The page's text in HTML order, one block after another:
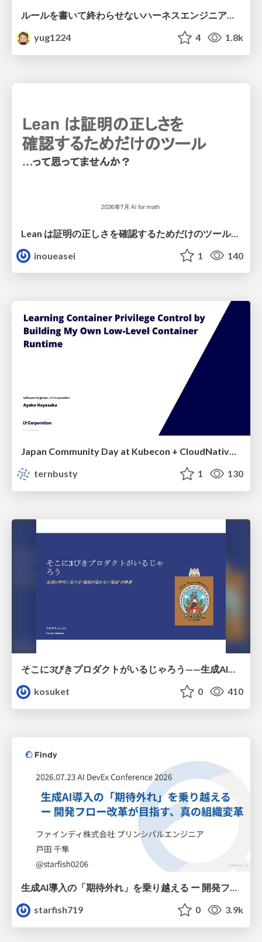
ルールを書いて終わらせないハーネスエンジニアリング
yug1224
4 1.8k
Lean は証明の正しさを確認するためだけのツールって思ってませんか？
inoueasei
1 140
Japan Community Day at Kubecon + CloudNativeCon Japan 2026: Learning Container Privilege Control by Building My Own Low-Level Container Runtime
ternbusty
1 130
そこに3びきプロダクトがいるじゃろう——生成AI時代における“価値が届かない理由”の構造
kosuket
0 410
starfish719
0 3.9k